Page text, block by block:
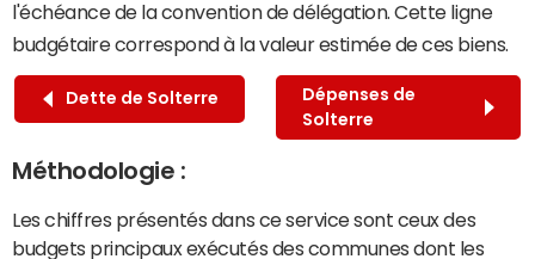
l'échéance de la convention de délégation. Cette ligne
budgétaire correspond à la valeur estimée de ces biens.
Dette de Solterre
Dépenses de
Solterre
Méthodologie :
Les chiffres présentés dans ce service sont ceux des
budgets principaux exécutés des communes dont les